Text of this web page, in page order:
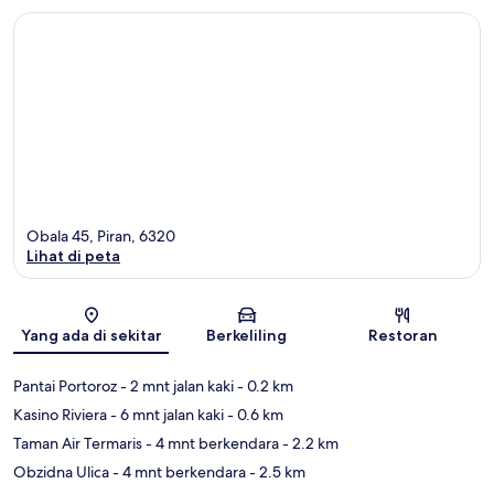
Peta
Obala 45, Piran, 6320
Lihat di peta
Yang ada di sekitar Berkeliling Restoran
Pantai Portoroz- 2 mnt jalan kaki- 0.2 km
Kasino Riviera- 6 mnt jalan kaki- 0.6 km
Taman Air Termaris- 4 mnt berkendara- 2.2 km
Obzidna Ulica- 4 mnt berkendara- 2.5 km